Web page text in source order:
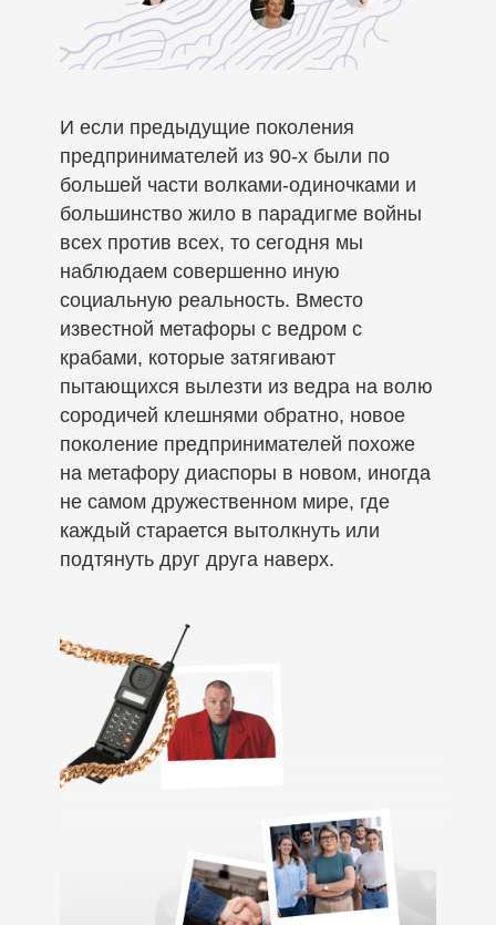
И если предыдущие поколения
предпринимателей из 90-х были по
большей части волками-одиночками и
большинство жило в парадигме войны
всех против всех, то сегодня мы
наблюдаем совершенно иную
социальную реальность. Вместо
известной метафоры с ведром с
крабами, которые затягивают
пытающихся вылезти из ведра на волю
сородичей клешнями обратно, новое
поколение предпринимателей похоже
на метафору диаспоры в новом, иногда
не самом дружественном мире, где
каждый старается вытолкнуть или
подтянуть друг друга наверх.